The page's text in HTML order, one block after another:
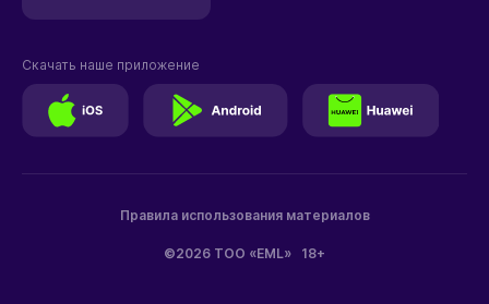
©2026 ТОО «EML» 18+
Правила использования материалов
Скачать наше приложение